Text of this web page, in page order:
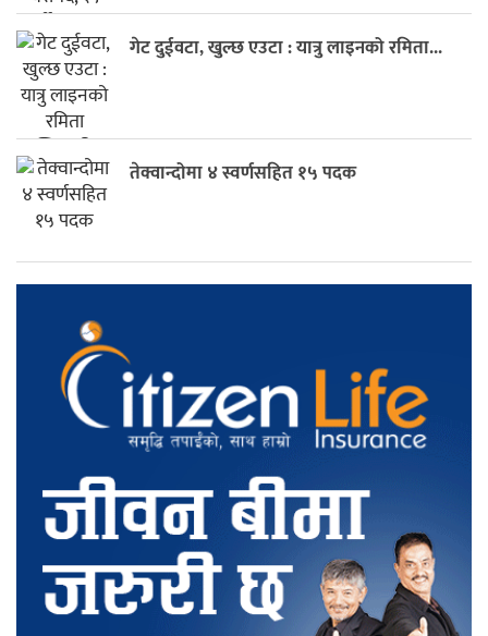
गेट दुईवटा, खुल्छ एउटा : यात्रु लाइनको रमिता...
तेक्वान्दोमा ४ स्वर्णसहित १५ पदक